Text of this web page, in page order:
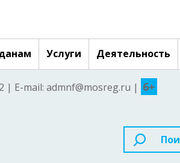
Услуги Деятельность
| E-mail: admnf@mosreg.ru | 6+